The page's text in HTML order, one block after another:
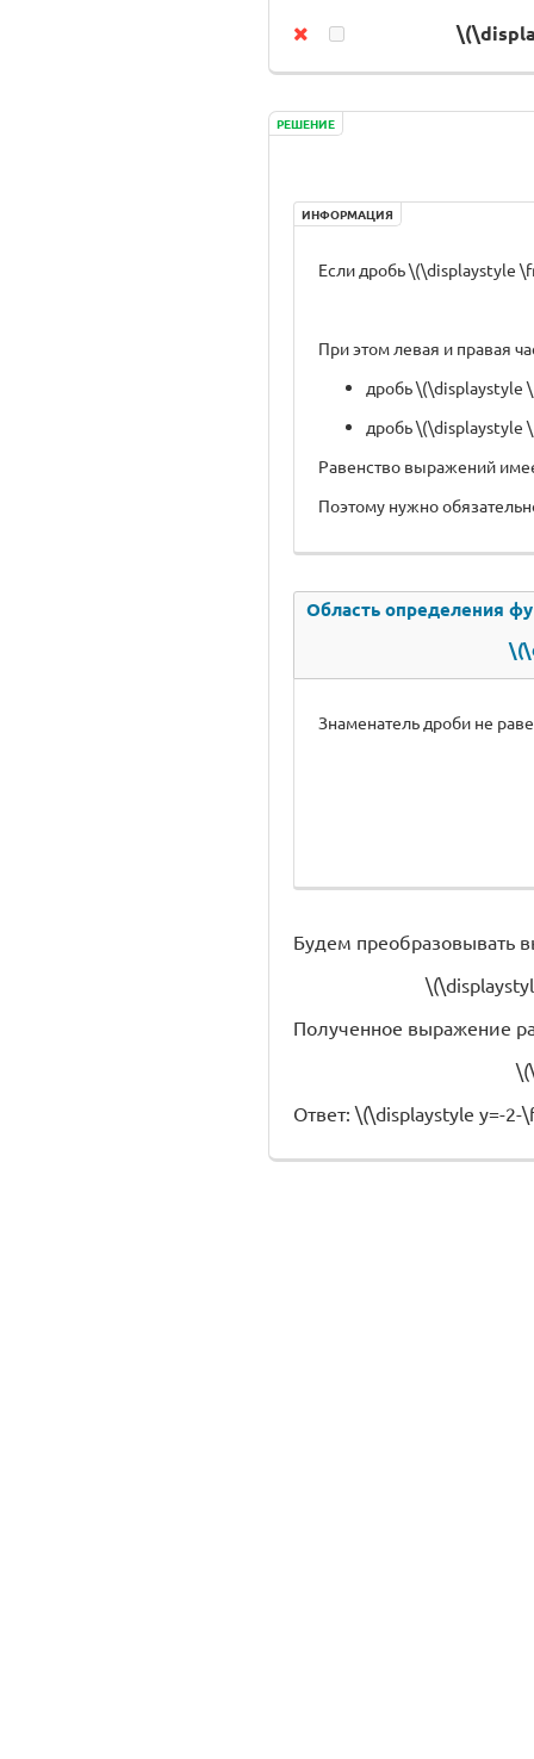
РЕШЕНИЕ
ИНФОРМАЦИЯ
Если дробь \(\displaystyle
При этом левая и правая
дробь \(\displaystyle
дробь \(\displaystyle
Равенство выражений
Поэтому нужно
Область определения
Знаменатель дроби не
Будем преобразовывать
Полученное выражение
Ответ: \(\displaystyle y=-